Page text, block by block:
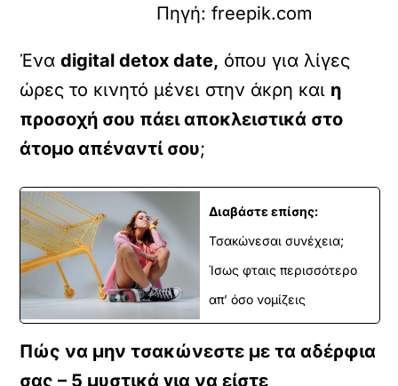
Πηγή: freepik.com
Έναdigital detox date, όπου για λίγες
ώρες το κινητό μένει στην άκρη και η
προσοχή σου πάει αποκλειστικά στο
άτομο απέναντί σου;
Διαβάστε επίσης:
Τσακώνεσαι συνέχεια;
Ίσως φταις περισσότερο
απ’ όσο νομίζεις
Πώς να μην τσακώνεστε με τα αδέρφια
σας – 5 μυστικά για να είστε